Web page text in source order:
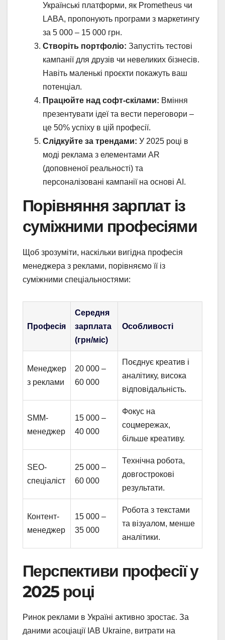
Українські платформи, як Prometheus чи
LABA, пропонують програми з маркетингу
за 5 000 – 15 000 грн.
Створіть портфоліо: Запустіть тестові
кампанії для друзів чи невеликих бізнесів.
Навіть маленькі проєкти покажуть ваш
потенціал.
Працюйте над софт-скілами: Вміння
презентувати ідеї та вести переговори –
це 50% успіху в цій професії.
Слідкуйте за трендами: У 2025 році в
моді реклама з елементами AR
(доповненої реальності) та
персоналізовані кампанії на основі AI.
Порівняння зарплат із
суміжними професіями
Щоб зрозуміти, наскільки вигідна професія
менеджера з реклами, порівняємо її із
суміжними спеціальностями:
Професія
Середня
зарплата
(грн/міс)
Особливості
Менеджер
з реклами
20 000 –
60 000
Поєднує креатив і
аналітику, висока
відповідальність.
SMM-
менеджер
15 000 –
40 000
Фокус на
соцмережах,
більше креативу.
SEO-
спеціаліст
25 000 –
60 000
Технічна робота,
довгострокові
результати.
Контент-
менеджер
15 000 –
35 000
Робота з текстами
та візуалом, менше
аналітики.
Перспективи професії у
2025 році
Ринок реклами в Україні активно зростає. За
даними асоціації IAB Ukraine, витрати на